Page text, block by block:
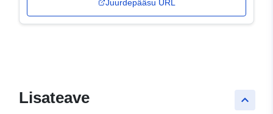
Juurdepääsu URL
keyboard_arrow_up
Lisateave